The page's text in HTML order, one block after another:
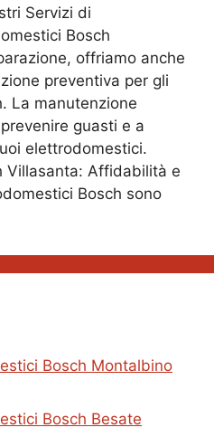
Servizi di
Bosch
offriamo anche
preventiva per gli
La manutenzione
guasti e a
elettrodomestici.
Villasanta: Affidabilità e
Bosch sono
Bosch Montalbino
Bosch Besate